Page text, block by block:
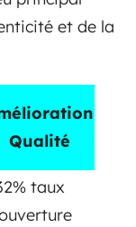
et de la
Qualité
taux